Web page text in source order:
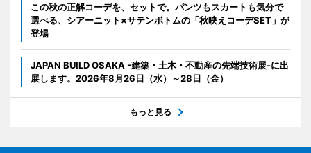
この秋の正解コーデを、セットで。パンツもスカートも気分で
選べる、シアーニット×サテンボトムの「秋映えコーデSET」が
登場
JAPAN BUILD OSAKA -建築・土木・不動産の先端技術展-に出
展します。2026年8月26日（水）～28日（金）
もっと見る